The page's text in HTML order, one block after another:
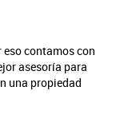
contamos con
asesoría para
una propiedad